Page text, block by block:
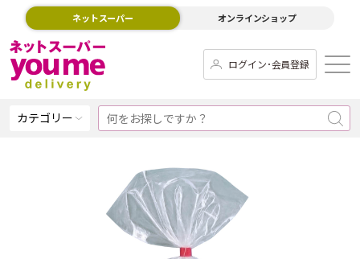
ネットスーパー オンラインショップ
ログイン･会員登録
カテゴリー